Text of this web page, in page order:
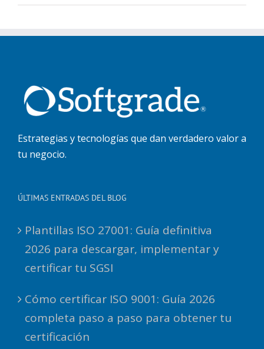
Estrategias y tecnologías que dan verdadero valor a
tu negocio.
ÚLTIMAS ENTRADAS DEL BLOG
Plantillas ISO 27001: Guía definitiva
2026 para descargar, implementar y
certificar tu SGSI
Cómo certificar ISO 9001: Guía 2026
completa paso a paso para obtener tu
certificación